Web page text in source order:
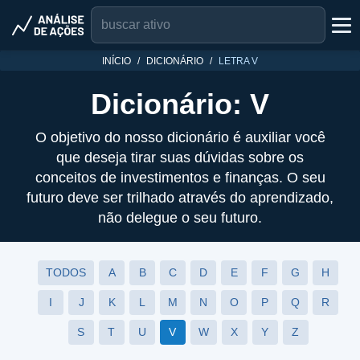
INÍCIO DICIONÁRIO LETRA V
Dicionário: V
O objetivo do nosso dicionário é auxiliar você
que deseja tirar suas dúvidas sobre os
conceitos de investimentos e finanças. O seu
futuro deve ser trilhado através do aprendizado,
não delegue o seu futuro.
TODOS A B C D E F G H
I J K L M N O P Q R
S T U V W X Y Z